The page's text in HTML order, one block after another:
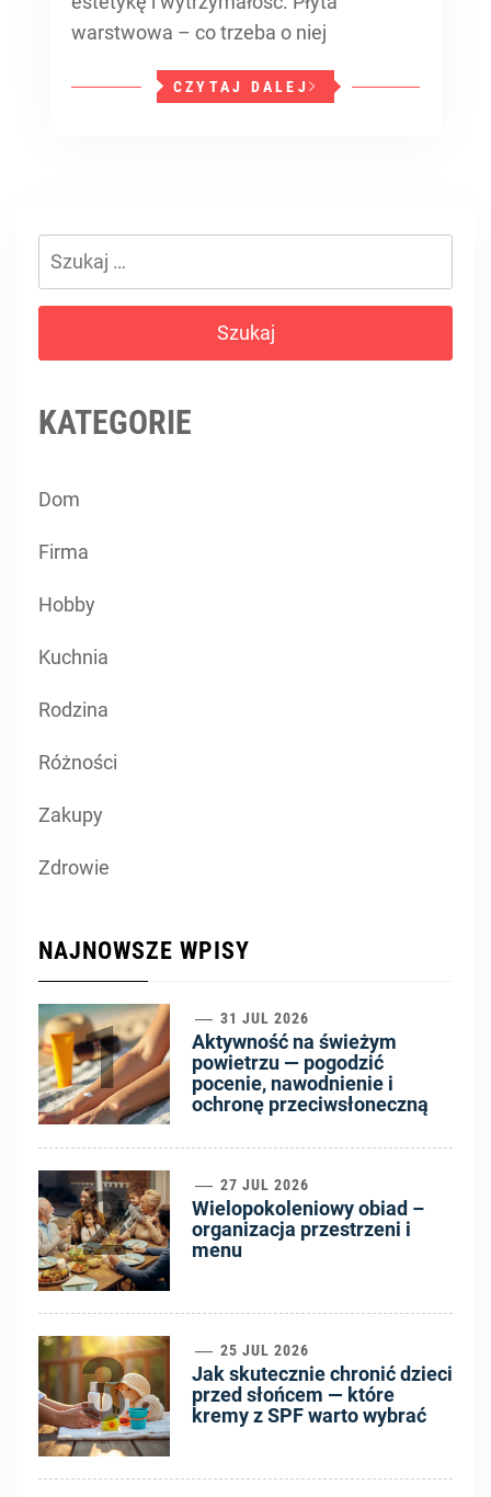
warstwowa – co trzeba o niej
CZYTAJ DALEJ
Szukaj:
KATEGORIE
Dom
Firma
Hobby
Kuchnia
Rodzina
Różności
Zakupy
Zdrowie
NAJNOWSZE WPISY
1 31 JUL 2026
Aktywność na świeżym
powietrzu — pogodzić
pocenie, nawodnienie i
ochronę przeciwsłoneczną
2 27 JUL 2026
Wielopokoleniowy obiad –
organizacja przestrzeni i
menu
3 25 JUL 2026
Jak skutecznie chronić dzieci
przed słońcem — które
kremy z SPF warto wybrać